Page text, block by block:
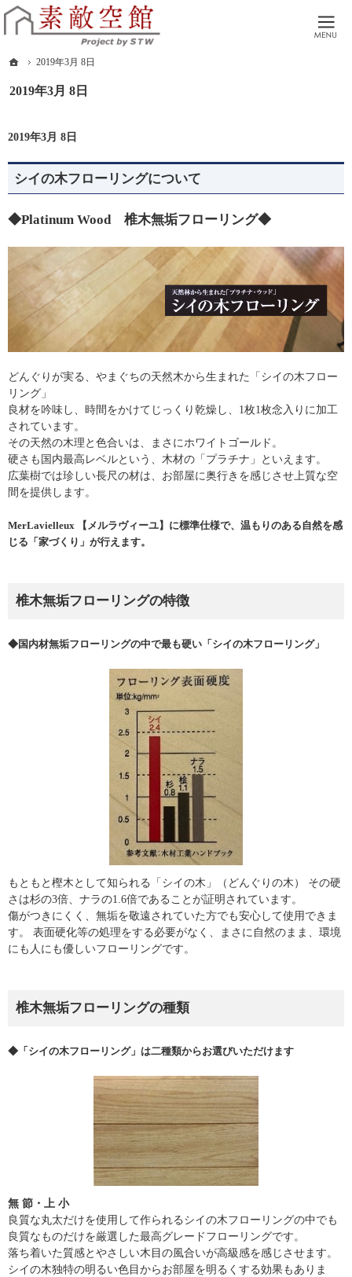
2019年3月 8日
本物の家づくり。広島市 廿日市市 自然素材でつくる注文住宅・リノベーションを
広島市・廿日市の工務店。土地探しからアフターサポートまで、全てサポート
2019年3月 8日
シイの木フローリングについて
◆Platinum Wood 椎木無垢フローリング◆
どんぐりが実る、やまぐちの天然木から生まれた「シイの木フロー
リング」
良材を吟味し、時間をかけてじっくり乾燥し、1枚1枚念入りに加工
されています。
その天然の木理と色合いは、まさにホワイトゴールド。
硬さも国内最高レベルという、木材の「プラチナ」といえます。
広葉樹では珍しい長尺の材は、お部屋に奥行きを感じさせ上質な空
間を提供します。
MerLavielleux 【メルラヴィーユ】に標準仕様で、温もりのある自然を感
じる「家づくり」が行えます。
椎木無垢フローリングの特徴
◆国内材無垢フローリングの中で最も硬い「シイの木フローリング」
もともと樫木として知られる「シイの木」（どんぐりの木） その硬
さは杉の3倍、ナラの1.6倍であることが証明されています。
傷がつきにくく、無垢を敬遠されていた方でも安心して使用できま
す。 表面硬化等の処理をする必要がなく、まさに自然のまま、環境
にも人にも優しいフローリングです。
椎木無垢フローリングの種類
◆「シイの木フローリング」は二種類からお選びいただけます
無 節・上 小
良質な丸太だけを使用して作られるシイの木フローリングの中でも
良質なものだけを厳選した最高グレードフローリングです。
落ち着いた質感とやさしい木目の風合いが高級感を感じさせます。
シイの木独特の明るい色目からお部屋を明るくする効果もありま
ホーム
2019年3月 8日